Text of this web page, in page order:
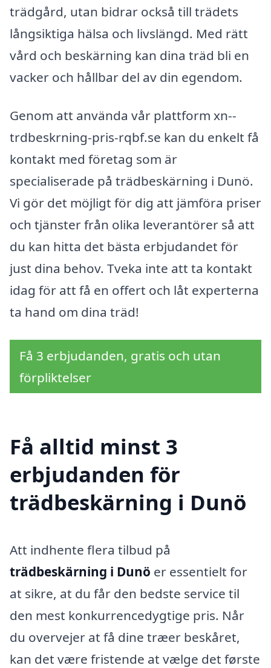
trädgård, utan bidrar också till trädets
långsiktiga hälsa och livslängd. Med rätt
vård och beskärning kan dina träd bli en
vacker och hållbar del av din egendom.
Genom att använda vår plattform xn--
trdbeskrning-pris-rqbf.se kan du enkelt få
kontakt med företag som är
specialiserade på trädbeskärning i Dunö.
Vi gör det möjligt för dig att jämföra priser
och tjänster från olika leverantörer så att
du kan hitta det bästa erbjudandet för
just dina behov. Tveka inte att ta kontakt
idag för att få en offert och låt experterna
ta hand om dina träd!
Få 3 erbjudanden, gratis och utan
förpliktelser
Få alltid minst 3
erbjudanden för
trädbeskärning i Dunö
Att indhente flera tilbud på
trädbeskärning i Dunö er essentielt for
at sikre, at du får den bedste service til
den mest konkurrencedygtige pris. Når
du overvejer at få dine træer beskåret,
kan det være fristende at vælge det første